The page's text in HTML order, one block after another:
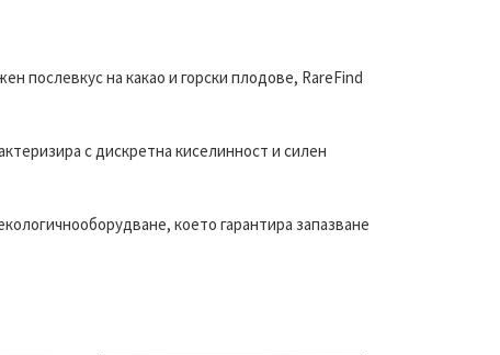
послевкус на какао и горски плодове, RareFind
с дискретна киселинност и силен
което гарантира запазване